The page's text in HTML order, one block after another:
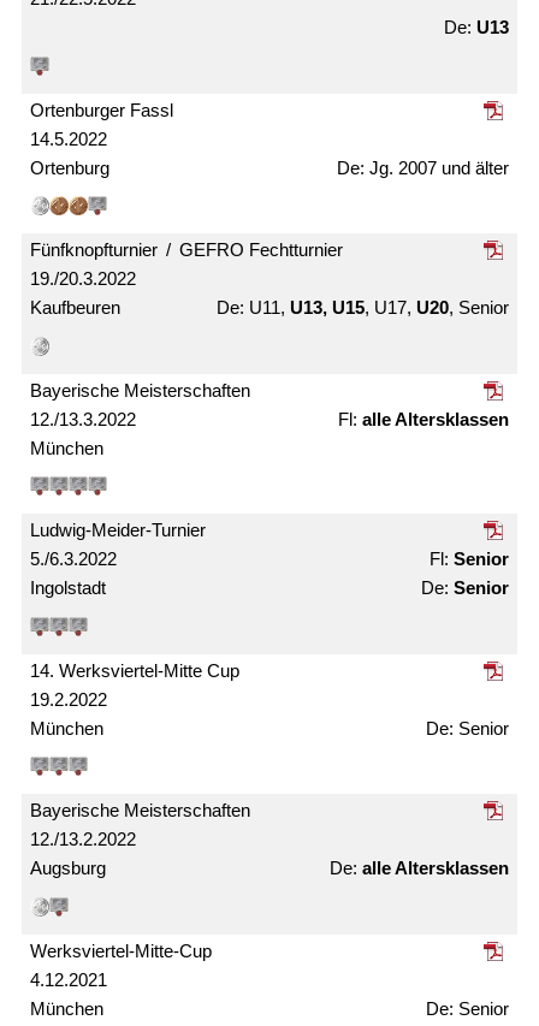
U13
14.5.2022
Ortenburger Fassl
Ortenburg Jg. 2007 und älter
19./20.3.2022
Fünfknopf­turnier / GEFRO Fecht­turnier
Kaufbeuren U11, U13, U15, U17, U20, Senior
12./13.3.2022
Bayerische Meister­schaften
München
alle Alters­klassen
5./6.3.2022
Ludwig-Meider-Turnier
Ingolstadt
Senior
Senior
19.2.2022
14. Werksviertel-Mitte Cup
München Senior
12./13.2.2022
Bayerische Meister­schaften
Augsburg alle Alters­klassen
4.12.2021
Werksviertel-Mitte-Cup
München Senior